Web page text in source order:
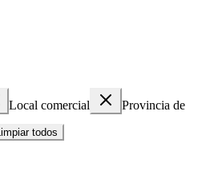
Local comercial
Provincia de
Limpiar todos